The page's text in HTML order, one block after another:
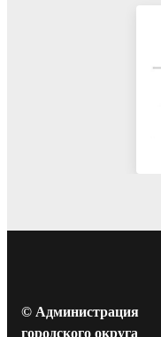
© Администрация
городского округа